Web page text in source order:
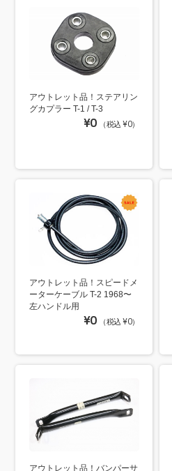
アウトレット品！ステアリン
グカプラー T-1 / T-3
¥0 （税込 ¥0）
アウトレット品！スピードメ
ーターケーブル T-2 1968〜
左ハンドル用
¥0 （税込 ¥0）
アウトレット品！バンパーサ